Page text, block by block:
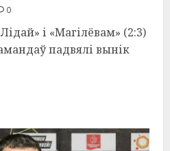
0
і «Магілёвам» (2:3)
падвялі вынік